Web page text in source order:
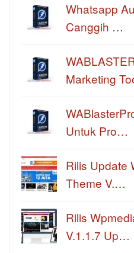
Whatsapp
Canggih …
Marketing
Untuk Pro…
Rilis Update
Theme V.…
Rilis
V.1.1.7 Up…